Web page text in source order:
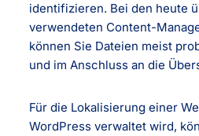
identifizieren. Bei den heute
verwendeten Content-
können Sie Dateien meist
und im Anschluss an die
Für die Lokalisierung einer
WordPress verwaltet wird,